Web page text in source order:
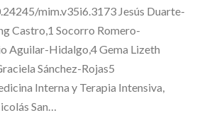
mim.v35i6.3173 Jesús Duarte-
Castro,1 Socorro Romero-
Aguilar-Hidalgo,4 Gema Lizeth
Sánchez-Rojas5
Interna y Terapia Intensiva,
San…